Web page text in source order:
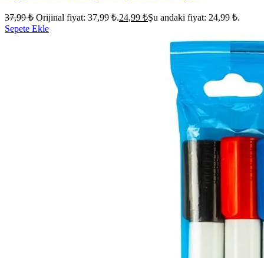
37,99₺ Orijinal fiyat: 37,99 ₺.24,99 ₺Şu andaki fiyat: 24,99 ₺.
Sepete Ekle